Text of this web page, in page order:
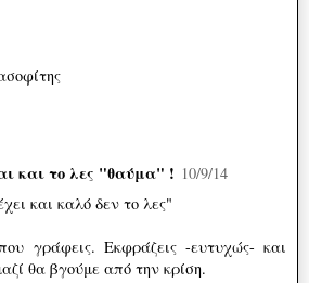
και το λες "θαύμα" ! 10/9/14
και καλό δεν το λες"
γράφεις. Εκφράζεις -ευτυχώς- και
θα βγούμε από την κρίση.